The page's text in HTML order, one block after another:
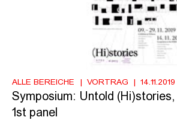
ALLE BEREICHE VORTRAG 14.11.2019
Symposium: Untold (Hi)stories,
1st panel